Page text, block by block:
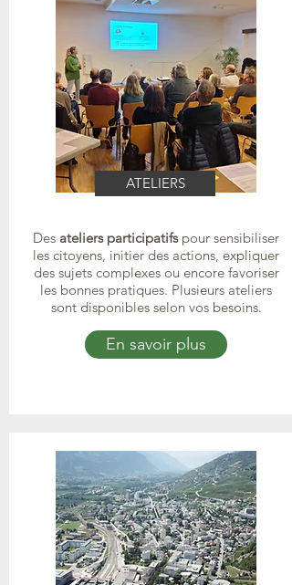
ATELIERS
Des ateliers participatifs pour sensibiliser
les citoyens, initier des actions, expliquer
des sujets complexes ou encore favoriser
les bonnes pratiques. Plusieurs ateliers
sont disponibles selon vos besoins.
En savoir plus